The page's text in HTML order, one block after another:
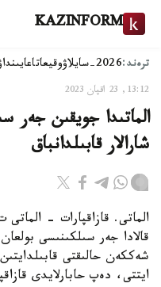
KAZINFORM
ترەند:2026-سايلاۋ وقيعا
13:12, 23 اقپان 2023
الماتىدا جويقىن جەر
شارالار قابىلدانباق
الماتى. قازاقپارات - الماتى
قالادا جەر سىلكىنىسى
ايتتى، دەپ حابارلايدى